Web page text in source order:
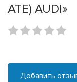
ATE) AUDI»
Добавить